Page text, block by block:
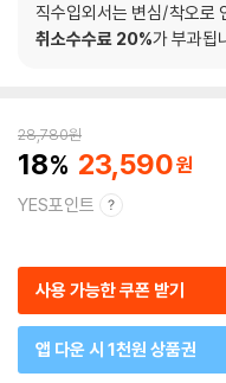
직수입외서는 변심/착오로
취소수수료 20%가 부과됩
28,780원
18 23,590
YES포인트
사용 가능한 쿠폰 받기
앱 다운 시 1천원 상품권